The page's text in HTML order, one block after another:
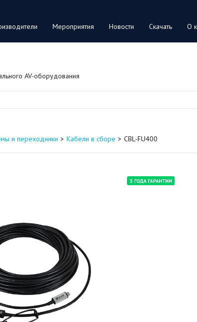
Мероприятия Новости Скачать О
AV-оборудования
и переходники Кабели в сборе CBL-FU400